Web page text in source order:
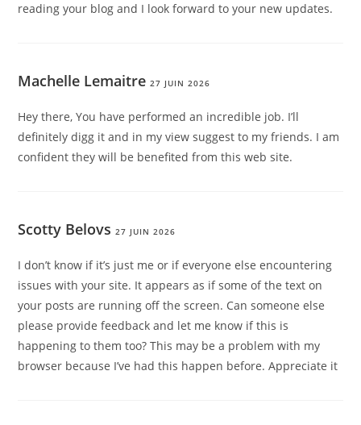
reading your blog and I look forward to your new updates.
Machelle Lemaitre 27 JUIN 2026
Hey there, You have performed an incredible job. I’ll
definitely digg it and in my view suggest to my friends. I am
confident they will be benefited from this web site.
Scotty Belovs 27 JUIN 2026
I don’t know if it’s just me or if everyone else encountering
issues with your site. It appears as if some of the text on
your posts are running off the screen. Can someone else
please provide feedback and let me know if this is
happening to them too? This may be a problem with my
browser because I’ve had this happen before. Appreciate it